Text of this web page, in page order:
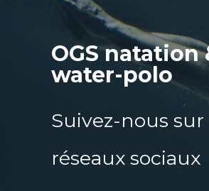
OGS natation
water-polo
Suivez-nous sur
réseaux sociaux